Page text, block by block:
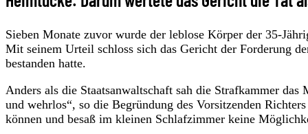
Sieben Monate zuvor wurde der leblose Körper der 35-
Mit seinem Urteil schloss sich das Gericht der Forderung
bestanden hatte.
Anders als die Staatsanwaltschaft sah die Strafkammer
und wehrlos“, so die Begründung des Vorsitzenden
können und besaß im kleinen Schlafzimmer keine